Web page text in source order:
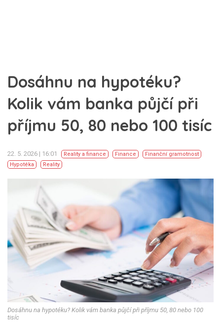
Dosáhnu na hypotéku?
Kolik vám banka půjčí při
příjmu 50, 80 nebo 100 tisíc
22. 5. 2026 | 16:01 Reality a finance Finance
Finanční gramotnost
Hypotéka
Reality
Dosáhnu na hypotéku? Kolik vám banka půjčí při příjmu 50, 80 nebo 100
tisíc